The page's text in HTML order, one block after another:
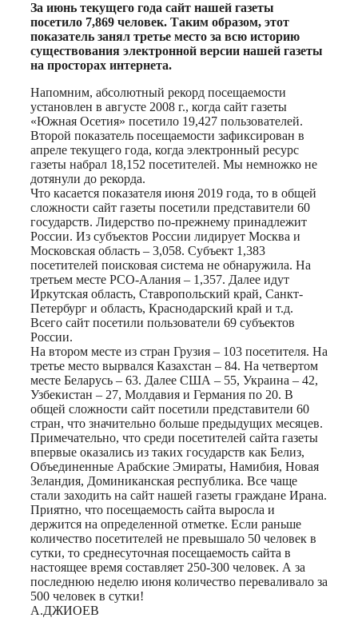
За июнь текущего года сайт нашей газеты
посетило 7,869 человек. Таким образом, этот
показатель занял третье место за всю историю
существования электронной версии нашей газеты
на просторах интернета.
Напомним, абсолютный рекорд посещаемости
установлен в августе 2008 г., когда сайт газеты
«Южная Осетия» посетило 19,427 пользователей.
Второй показатель посещаемости зафиксирован в
апреле текущего года, когда электронный ресурс
газеты набрал 18,152 посетителей. Мы немножко не
дотянули до рекорда.
Что касается показателя июня 2019 года, то в общей
сложности сайт газеты посетили представители 60
государств. Лидерство по-прежнему принадлежит
России. Из субъектов России лидирует Москва и
Московская область – 3,058. Субъект 1,383
посетителей поисковая система не обнаружила. На
третьем месте РСО-Алания – 1,357. Далее идут
Иркутская область, Ставропольский край, Санкт-
Петербург и область, Краснодарский край и т.д.
Всего сайт посетили пользователи 69 субъектов
России.
На втором месте из стран Грузия – 103 посетителя. На
третье место вырвался Казахстан – 84. На четвертом
месте Беларусь – 63. Далее США – 55, Украина – 42,
Узбекистан – 27, Молдавия и Германия по 20. В
общей сложности сайт посетили представители 60
стран, что значительно больше предыдущих месяцев.
Примечательно, что среди посетителей сайта газеты
впервые оказались из таких государств как Белиз,
Объединенные Арабские Эмираты, Намибия, Новая
Зеландия, Доминиканская республика. Все чаще
стали заходить на сайт нашей газеты граждане Ирана.
Приятно, что посещаемость сайта выросла и
держится на определенной отметке. Если раньше
количество посетителей не превышало 50 человек в
сутки, то среднесуточная посещаемость сайта в
настоящее время составляет 250-300 человек. А за
последнюю неделю июня количество переваливало за
500 человек в сутки!
А.ДЖИОЕВ